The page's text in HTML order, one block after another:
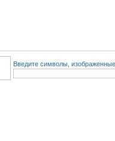
Введите символы,